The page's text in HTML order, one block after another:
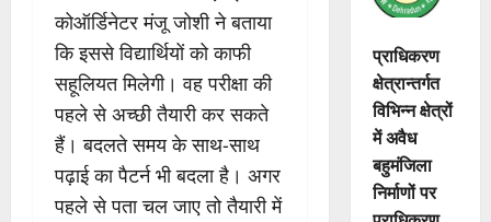
कोऑर्डिनेटर मंजू जोशी ने बताया
कि इससे विद्यार्थियों को काफी
सहूलियत मिलेगी। वह परीक्षा की
पहले से अच्छी तैयारी कर सकते
हैं। बदलते समय के साथ-साथ
पढ़ाई का पैटर्न भी बदला है। अगर
पहले से पता चल जाए तो तैयारी में
प्राधिकरण
क्षेत्रान्तर्गत
विभिन्न क्षेत्रों
में अवैध
बहुमंजिला
निर्माणों पर